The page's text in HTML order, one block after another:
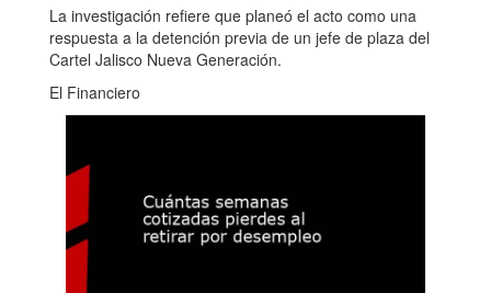
La investigación refiere que planeó el acto como una
respuesta a la detención previa de un jefe de plaza del
Cartel Jalisco Nueva Generación.
El Financiero